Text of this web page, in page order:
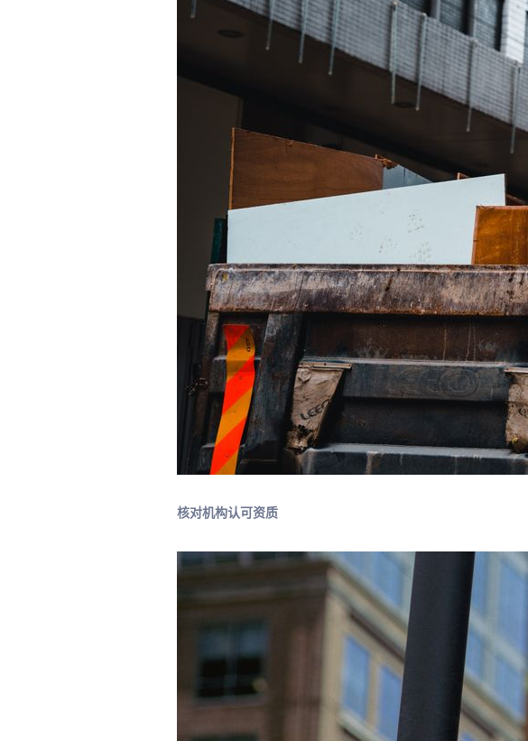
核对机构认可资质